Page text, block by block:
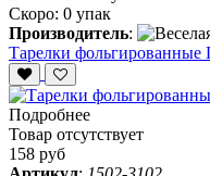
Скоро: 0 упак
Производитель:
Тарелки фольгированные
Подробнее
Товар отсутствует
158 руб